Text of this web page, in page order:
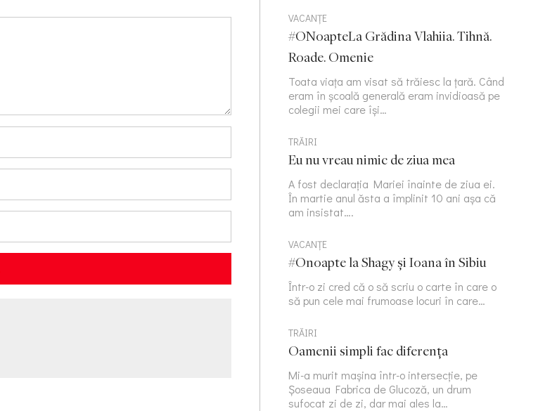
VACANȚE
#ONoapteLa Grădina Vlahiia. Tihnă.
Roade. Omenie
Toata viața am visat să trăiesc la țară. Când
eram în școală generală eram invidioasă pe
colegii mei care își…
TRĂIRI
Eu nu vreau nimic de ziua mea
A fost declarația Mariei înainte de ziua ei.
În martie anul ăsta a împlinit 10 ani așa că
am insistat….
VACANȚE
#Onoapte la Shagy și Ioana în Sibiu
Într-o zi cred că o să scriu o carte în care o
să pun cele mai frumoase locuri în care…
TRĂIRI
Oamenii simpli fac diferența
Mi-a murit mașina într-o intersecție, pe
Șoseaua Fabrica de Glucoză, un drum
sufocat zi de zi, dar mai ales la…